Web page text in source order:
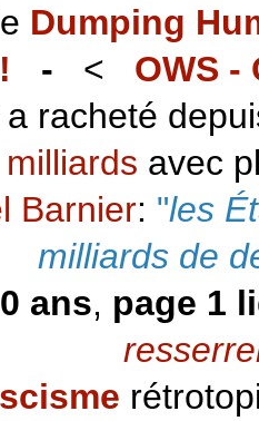
Dumping
! - < OWS -
a racheté
milliards avec
Barnier: "les
milliards de
ans, page 1